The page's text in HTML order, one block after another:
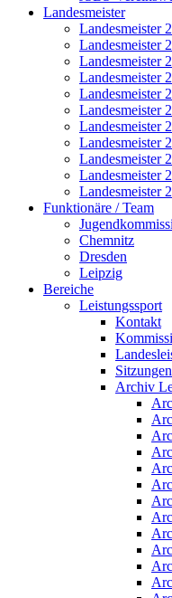
Landesmeister
Landesmeister
Landesmeister
Landesmeister
Landesmeister
Landesmeister
Landesmeister
Landesmeister
Landesmeister
Landesmeister
Landesmeister
Landesmeister
Funktionäre / Team
Chemnitz
Dresden
Leipzig
Bereiche
Leistungssport
Kontakt
Archiv